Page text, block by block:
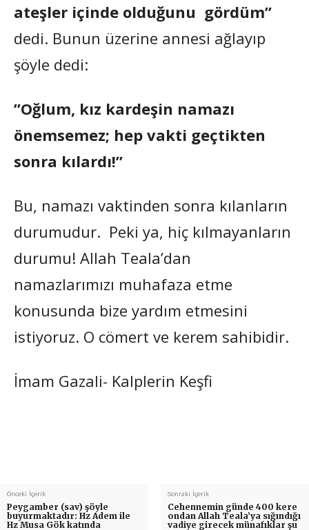
ateşler içinde olduğunu gördüm”
dedi. Bunun üzerine annesi ağlayıp
şöyle dedi:
”Oğlum, kız kardeşin namazı
önemsemez; hep vakti geçtikten
sonra kılardı!”
Bu, namazı vaktinden sonra kılanların
durumudur. Peki ya, hiç kılmayanların
durumu! Allah Teala’dan
namazlarımızı muhafaza etme
konusunda bize yardım etmesini
istiyoruz. O cömert ve kerem sahibidir.
İmam Gazali- Kalplerin Keşfi
Önceki İçerik
Peygamber (sav) şöyle
buyurmaktadır: Hz Adem ile
Hz Musa Gök katında
Sonraki İçerik
Cehennemin günde 400 kere
ondan Allah Teala’ya sığındığı
vadiye girecek münafıklar şu